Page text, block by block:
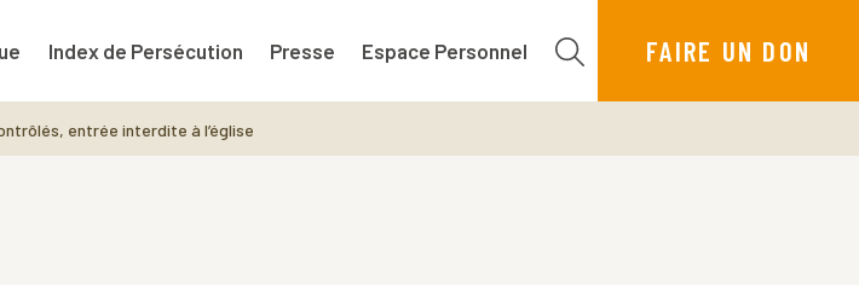
Index de Persécution Presse Espace Personnel FAIRE UN DON
entrée interdite à l’église